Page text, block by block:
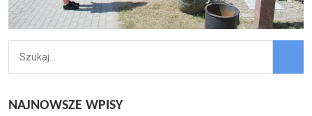
NAJNOWSZE WPISY